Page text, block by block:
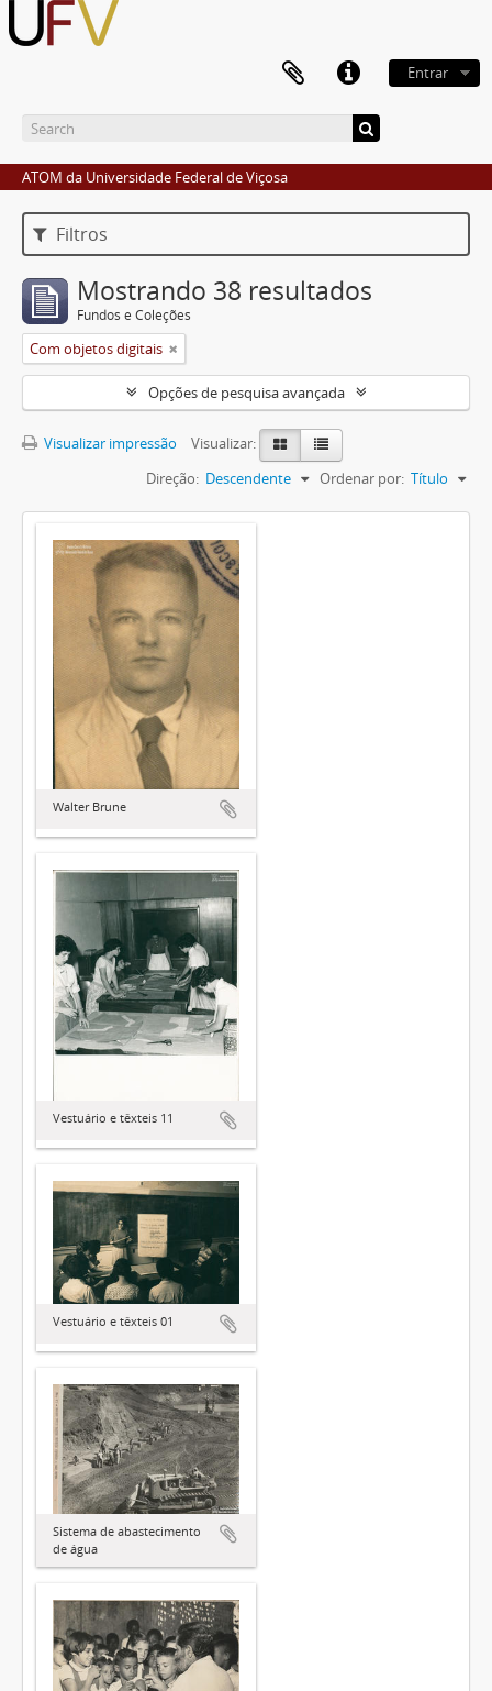
Entrar
ATOM da Universidade Federal de Viçosa
Filtros
Mostrando 38 resultados
Fundos e Coleções
Com objetos digitais
Opções de pesquisa avançada
Visualizar impressão
Visualizar:
Ordenar por: Título
Direção: Descendente
Walter Brune
Vestuário e têxteis 11
Vestuário e têxteis 01
Sistema de abastecimento
de água